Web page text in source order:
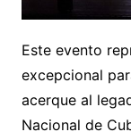
Este evento
excepcional
acerque al
Nacional de